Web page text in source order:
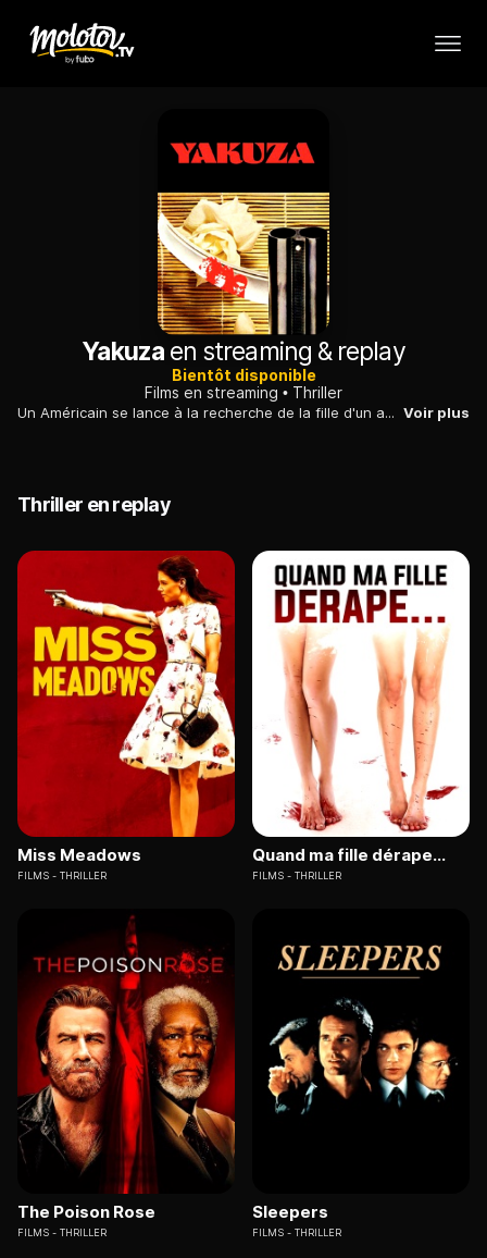
Yakuzaen streaming & replay
Bientôt disponible
Films en streaming
Thriller
Un Américain se lance à la recherche de la fille d'un ami industriel, enlevée par des gangsters japonais. Il met ainsi au jour une affaire de trafic d'armes. Voir plus
Thriller en replay
Miss Meadows
FILMS THRILLER
Quand ma fille dérape...
FILMS THRILLER
The Poison Rose
FILMS THRILLER
Sleepers
FILMS THRILLER